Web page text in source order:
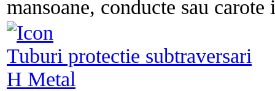
mansoane, conducte sau
Tuburi protectie subtraversari
H Metal